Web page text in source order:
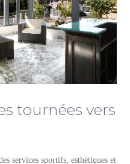
tournées vers
services sportifs, esthétiques et